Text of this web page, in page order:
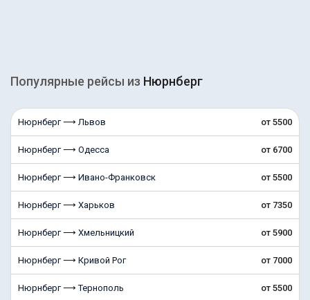
Популярные рейсы из Нюрнберг
Нюрнберг ⟶ Львов от 5500
Нюрнберг ⟶ Одесса от 6700
Нюрнберг ⟶ Ивано-Франковск от 5500
Нюрнберг ⟶ Харьков от 7350
Нюрнберг ⟶ Хмельницкий от 5900
Нюрнберг ⟶ Кривой Рог от 7000
Нюрнберг ⟶ Тернополь от 5500